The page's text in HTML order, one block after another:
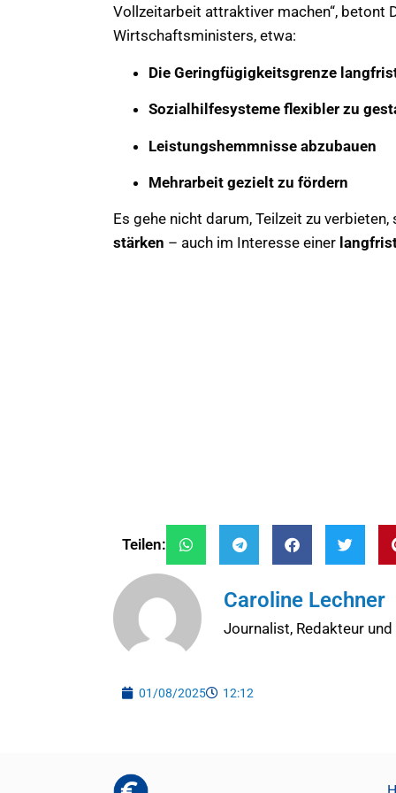
Vollzeitarbeit attraktiver machen“, betont
Wirtschaftsministers, etwa:
Die Geringfügigkeitsgrenze
Sozialhilfesysteme flexibler zu
Leistungshemmnisse abzubauen
Mehrarbeit gezielt zu fördern
Es gehe nicht darum, Teilzeit zu
stärken – auch im Interesse einer
Teilen:
Caroline Lechner
Journalist, Redakteur
01/08/2025 12:12